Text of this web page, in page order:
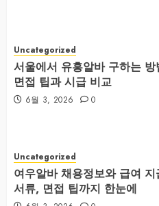
Uncategorized
서울에서 유흥알바 구하는
면접 팁과 시급 비교
6월 3, 2026 0
Uncategorized
여우알바 채용정보와 급여
서류, 면접 팁까지 한눈에